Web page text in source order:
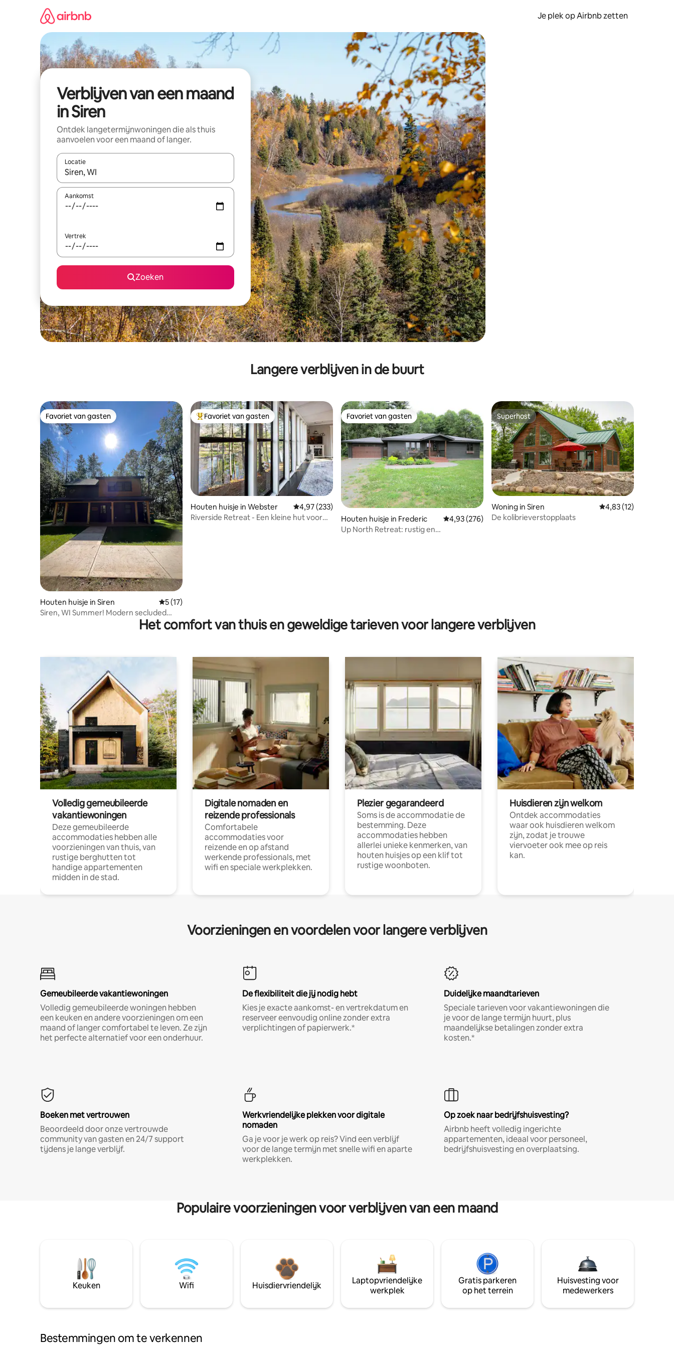
Je plek op Airbnb zetten
Verblijven van een maand
in Siren
Ontdek langetermijnwoningen die als thuis
aanvoelen voor een maand of langer.
Locatie
Wanneer er resultaten beschikbaar zijn, maak je een keuze met je de pijltjestoetsen omhoog en omlaag, óf door te tikken of swipen.
Aankomst
Vertrek
Zoeken
Langere verblijven in de buurt
Favoriet van gasten
Favoriet van gasten
Houten huisje in Siren Gemiddelde beoordeling van 5 op 5, 17 recensies
5 (17)
Siren, WI Summer! Modern secluded
Topfavoriet van gasten
Favoriet van gasten
Houten huisje in Webster Gemiddelde beoordeling van 4,97 op 5, 233 recensies
4,97 (233)
Riverside Retreat - Een kleine hut voor
Favoriet van gasten
Favoriet van gasten
Houten huisje in Frederic Gemiddelde beoordeling van 4,93 op 5, 276 recensies
4,93 (276)
Up North Retreat: rustig en
Superhost
Superhost
Woning in Siren Gemiddelde
4,83 (12)
De kolibrieverstopplaats
Het comfort van thuis en geweldige tarieven voor langere verblijven
Volledig gemeubileerde
vakantiewoningen
Deze gemeubileerde
accommodaties hebben alle
voorzieningen van thuis, van
rustige berghutten tot
handige appartementen
midden in de stad.
Digitale nomaden en
reizende professionals
Comfortabele
accommodaties voor
reizende en op afstand
werkende professionals, met
wifi en speciale werkplekken.
Plezier gegarandeerd
Soms is de accommodatie de
bestemming. Deze
accommodaties hebben
allerlei unieke kenmerken, van
houten huisjes op een klif tot
rustige woonboten.
Huisdieren zijn welkom
Ontdek accommodaties
waar ook huisdieren welkom
zijn, zodat je trouwe
viervoeter ook mee op reis
kan.
Voorzieningen en voordelen voor langere verblijven
Gemeubileerde vakantiewoningen
Volledig gemeubileerde woningen hebben
een keuken en andere voorzieningen om een
maand of langer comfortabel te leven. Ze zijn
het perfecte alternatief voor een onderhuur.
De flexibiliteit die jij nodig hebt
Kies je exacte aankomst- en vertrekdatum en
reserveer eenvoudig online zonder extra
verplichtingen of papierwerk.*
Duidelijke maandtarieven
Speciale tarieven voor vakantiewoningen die
je voor de lange termijn huurt, plus
maandelijkse betalingen zonder extra
kosten.*
Boeken met vertrouwen
Beoordeeld door onze vertrouwde
community van gasten en 24/7 support
tijdens je lange verblijf.
Werkvriendelijke plekken voor digitale
nomaden
Ga je voor je werk op reis? Vind een verblijf
voor de lange termijn met snelle wifi en aparte
werkplekken.
Op zoek naar bedrijfshuisvesting?
Airbnb heeft volledig ingerichte
appartementen, ideaal voor personeel,
bedrijfshuisvesting en overplaatsing.
Populaire voorzieningen voor verblijven van een maand
Keuken Wifi Huisdiervriendelijk
Laptopvriendelijke
werkplek
Gratis parkeren
op het terrein
Huisvesting voor
medewerkers
Bestemmingen om te verkennen